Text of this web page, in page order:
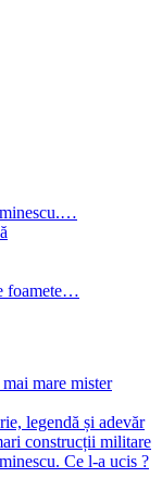
foamete…
mare mister
legendă și adevăr
construcții militare
Ce l-a ucis ?